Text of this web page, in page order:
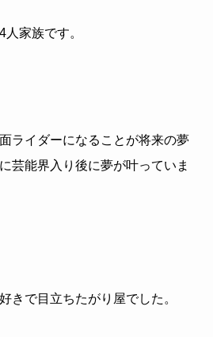
家族です。
ライダーになることが将来の夢
芸能界入り後に夢が叶っていま
きで目立ちたがり屋でした。